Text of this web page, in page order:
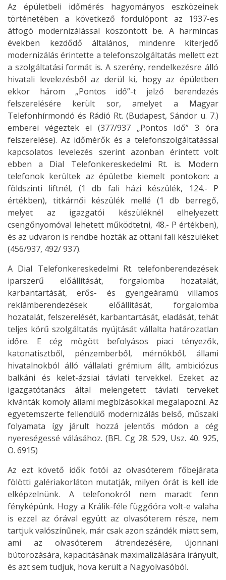
Az épületbeli időmérés hagyományos eszközeinek
történetében a következő fordulópont az 1937-es
átfogó modernizálással köszöntött be. A harmincas
években kezdődő általános, mindenre kiterjedő
modernizálás érintette a telefonszolgáltatás mellett ezt
a szolgáltatási formát is. A szerény, rendelkezésre álló
hivatali levelezésből az derül ki, hogy az épületben
ekkor három „Pontos idő”-t jelző berendezés
felszerelésére került sor, amelyet a Magyar
Telefonhírmondó és Rádió Rt. (Budapest, Sándor u. 7.)
emberei végeztek el (377/937 „Pontos Idő” 3 óra
felszerelése). Az időmérők és a telefonszolgáltatással
kapcsolatos levelezés szerint azonban érintett volt
ebben a Dial Telefonkereskedelmi Rt. is. Modern
telefonok kerültek az épületbe kiemelt pontokon: a
földszinti liftnél, (1 db fali házi készülék, 124.- P
értékben), titkárnői készülék mellé (1 db berregő,
melyet az igazgatói készüléknél elhelyezett
csengőnyomóval lehetett működtetni, 48.- P értékben),
és az udvaron is rendbe hozták az ottani fali készüléket
(456/937, 492/ 937).
A Dial Telefonkereskedelmi Rt. telefonberendezések
iparszerű előállítását, forgalomba hozatalát,
karbantartását, erős- és gyengeáramú villamos
reklámberendezések előállítását, forgalomba
hozatalát, felszerelését, karbantartását, eladását, tehát
teljes körű szolgáltatás nyújtását vállalta határozatlan
időre. E cég mögött befolyásos piaci tényezők,
katonatisztből, pénzemberből, mérnökből, állami
hivatalnokból álló vállalati grémium állt, ambiciózus
balkáni és kelet-ázsiai távlati tervekkel. Ezeket az
igazgatótanács által melengetett távlati terveket
kívánták komoly állami megbízásokkal megalapozni. Az
egyetemszerte fellendülő modernizálás belső, műszaki
folyamata így járult hozzá jelentős módon a cég
nyereségessé válásához. (BFL Cg 28. 529, Usz. 40. 925,
O. 6915)
Az ezt követő idők fotói az olvasóterem főbejárata
fölötti galériakorláton mutatják, milyen órát is kell ide
elképzelnünk. A telefonokról nem maradt fenn
fényképünk. Hogy a Králik-féle függőóra volt-e valaha
is ezzel az órával együtt az olvasóterem része, nem
tartjuk valószínűnek, már csak azon szándék miatt sem,
ami az olvasóterem átrendezésére, újonnani
bútorozására, kapacitásának maximalizálására irányult,
és azt sem tudjuk, hova került a Nagyolvasóból.